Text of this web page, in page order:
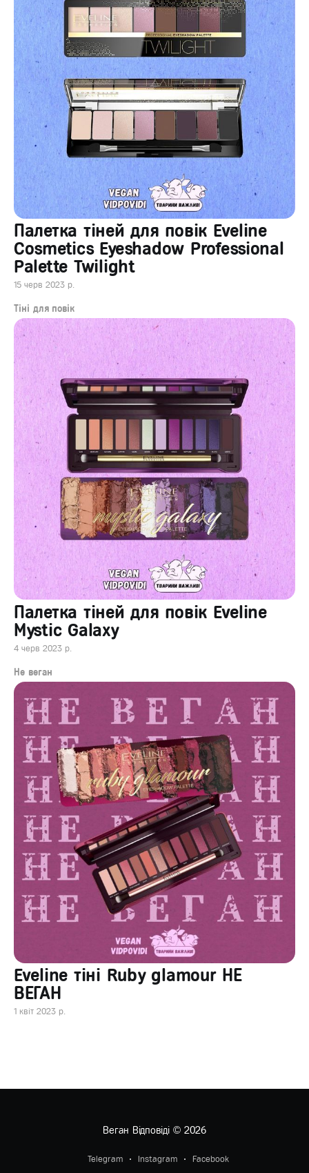
Палетка тіней для повік Eveline
Cosmetics Eyeshadow Professional
Palette Twilight
15 черв 2023 р.
Тіні для повік
Палетка тіней для повік Eveline
Mystic Galaxy
4 черв 2023 р.
Не веган
Eveline тіні Ruby glamour НЕ
ВЕГАН
1 квіт 2023 р.
Веган Відповіді© 2026
Telegram Instagram Facebook